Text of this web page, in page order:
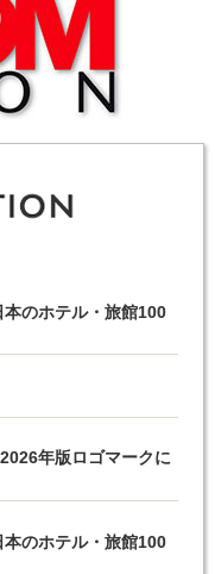
本のホテル・旅館100
年版ロゴマークに
本のホテル・旅館100